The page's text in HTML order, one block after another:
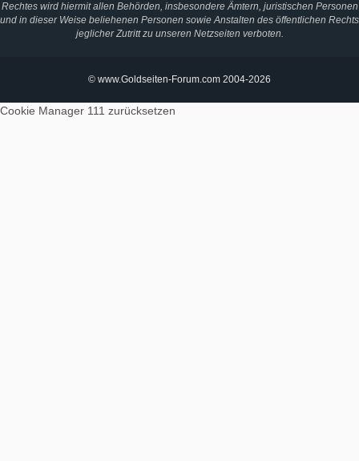
Rechtes wird hiermit allen Behörden, insbesondere Ämtern, juristischen Personen
und in dieser Weise beliehenen Personen sowie Anstalten des öffentlichen Rechts
jeglicher Zutritt zu unseren Netzseiten verboten.
© www.Goldseiten-Forum.com 2004-2026
Cookie Manager 111 zurücksetzen